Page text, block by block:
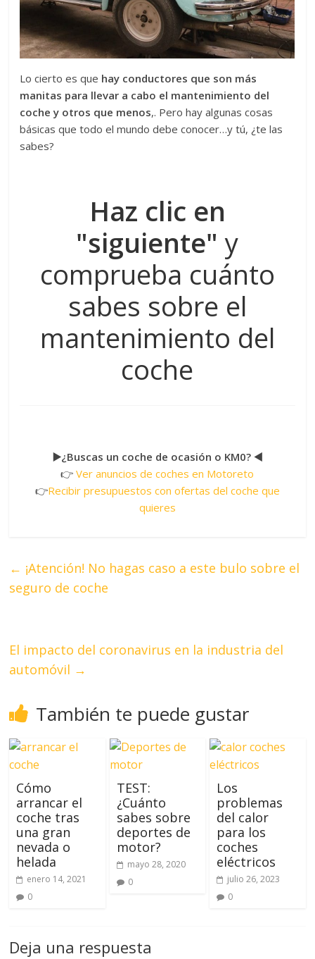
Lo cierto es que hay conductores que son más
manitas para llevar a cabo el mantenimiento del
coche y otros que menos,. Pero hay algunas cosas
básicas que todo el mundo debe conocer…y tú, ¿te las
sabes?
Haz clic en
"siguiente" y
comprueba cuánto
sabes sobre el
mantenimiento del
coche
▶️¿Buscas un coche de ocasión o KM0? ◀️
👉Ver anuncios de coches en Motoreto
👉Recibir presupuestos con ofertas del coche que
quieres
← ¡Atención! No hagas caso a este bulo sobre el
seguro de coche
El impacto del coronavirus en la industria del
automóvil →
También te puede gustar
Cómo
arrancar el
coche tras
una gran
nevada o
helada
enero 14, 2021
0
TEST:
¿Cuánto
sabes sobre
deportes de
motor?
mayo 28, 2020
0
Los
problemas
del calor
para los
coches
eléctricos
julio 26, 2023
0
Deja una respuesta